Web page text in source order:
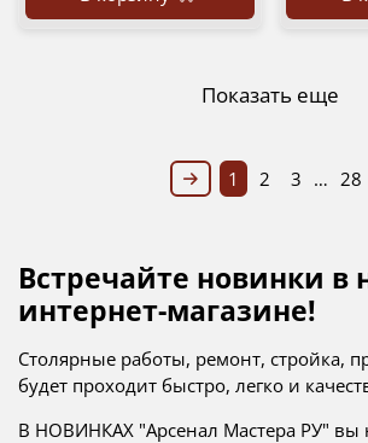
Показать еще
1 2 3 … 28
Встречайте новинки в
интернет-магазине!
Столярные работы, ремонт, стройка,
будет проходит быстро, легко и
В НОВИНКАХ "Арсенал Мастера РУ" вы